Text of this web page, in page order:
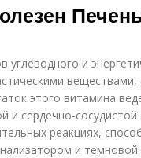
и
веществами,
этого витамина
сердечно-сосудистой
реакциях,
и темновой